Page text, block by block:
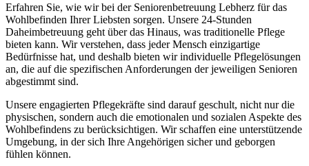
Erfahren Sie, wie wir bei der Seniorenbetreuung Lebherz für das
Wohlbefinden Ihrer Liebsten sorgen. Unsere 24-Stunden
Daheimbetreuung geht über das Hinaus, was traditionelle Pflege
bieten kann. Wir verstehen, dass jeder Mensch einzigartige
Bedürfnisse hat, und deshalb bieten wir individuelle Pflegelösungen
an, die auf die spezifischen Anforderungen der jeweiligen Senioren
abgestimmt sind.
Unsere engagierten Pflegekräfte sind darauf geschult, nicht nur die
physischen, sondern auch die emotionalen und sozialen Aspekte des
Wohlbefindens zu berücksichtigen. Wir schaffen eine unterstützende
Umgebung, in der sich Ihre Angehörigen sicher und geborgen
fühlen können.